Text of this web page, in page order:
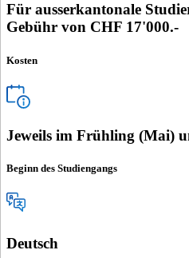
Für ausserkantonale
Gebühr von CHF 17'000.-
Kosten
Jeweils im Frühling (Mai)
Beginn des Studiengangs
Deutsch